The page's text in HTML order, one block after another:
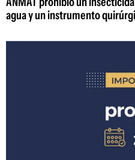
agua y un instrumento